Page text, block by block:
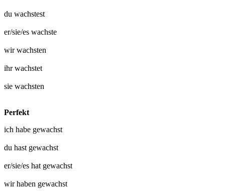
du wachstest
er/sie/es wachste
wirwachsten
ihrwachstet
sie wachsten
Perfekt
ich habe gewachst
du hast gewachst
er/sie/es hat gewachst
wir haben gewachst